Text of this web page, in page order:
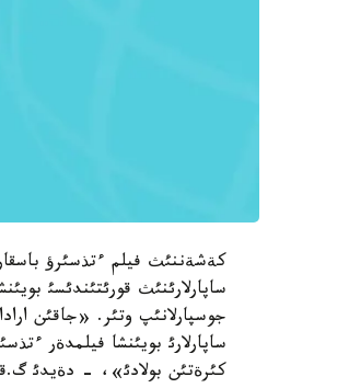
كةشةننئث فيلم ءتذسئرؤ
ساپارلارئنئث قورئتئندئسئ
جوسپارلانئپ وتئر. «جاقئن
ساپارلارئ بويئنشا فيلمدةر
كئرةتئن بولادئ»، - دةيدئ